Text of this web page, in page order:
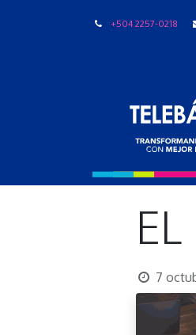
+504 2257-0218
7